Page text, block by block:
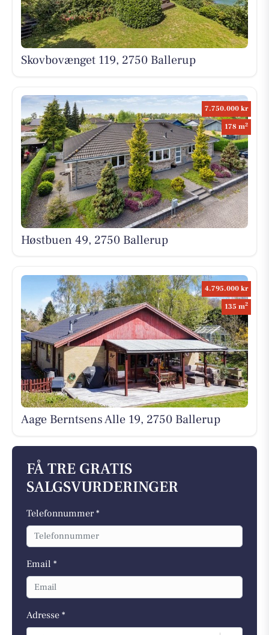
Skovbovænget 119, 2750 Ballerup
7.750.000 kr
178 m2
Høstbuen 49, 2750 Ballerup
4.795.000 kr
135 m2
Aage Berntsens Alle 19, 2750 Ballerup
FÅ TRE GRATIS
SALGSVURDERINGER
Telefonnummer *
Email *
Adresse *